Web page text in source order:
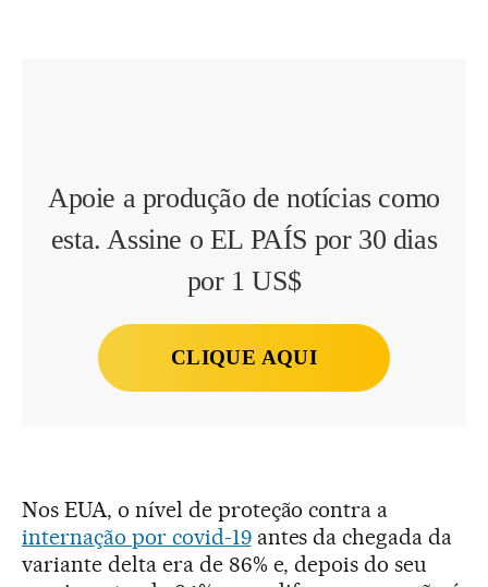
Apoie a produção de notícias como
esta. Assine o EL PAÍS por 30 dias
por 1 US$
CLIQUE AQUI
Nos EUA, o nível de proteção contra a
internação por covid-19antes da chegada da
variante delta era de 86% e, depois do seu